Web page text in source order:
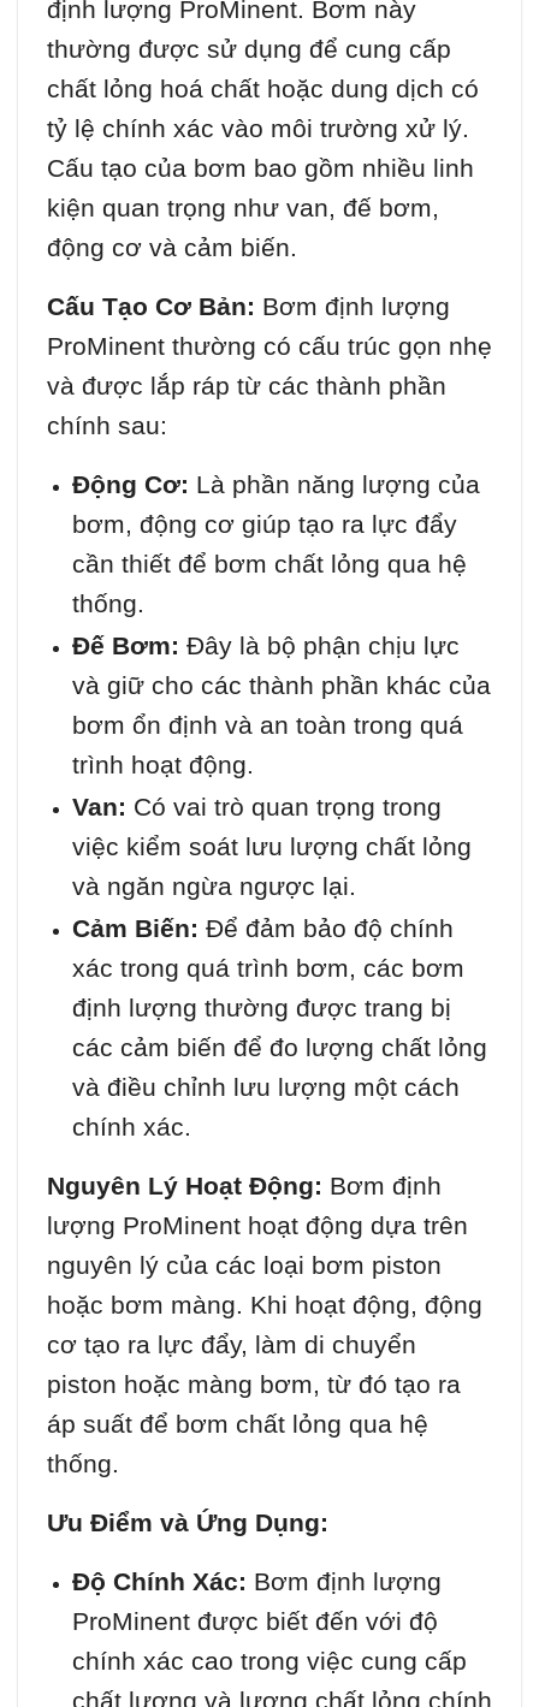
định lượng ProMinent. Bơm này
thường được sử dụng để cung cấp
chất lỏng hoá chất hoặc dung dịch có
tỷ lệ chính xác vào môi trường xử lý.
Cấu tạo của bơm bao gồm nhiều linh
kiện quan trọng như van, đế bơm,
động cơ và cảm biến.
Cấu Tạo Cơ Bản: Bơm định lượng
ProMinent thường có cấu trúc gọn nhẹ
và được lắp ráp từ các thành phần
chính sau:
Động Cơ: Là phần năng lượng của
bơm, động cơ giúp tạo ra lực đẩy
cần thiết để bơm chất lỏng qua hệ
thống.
Đế Bơm: Đây là bộ phận chịu lực
và giữ cho các thành phần khác của
bơm ổn định và an toàn trong quá
trình hoạt động.
Van: Có vai trò quan trọng trong
việc kiểm soát lưu lượng chất lỏng
và ngăn ngừa ngược lại.
Cảm Biến: Để đảm bảo độ chính
xác trong quá trình bơm, các bơm
định lượng thường được trang bị
các cảm biến để đo lượng chất lỏng
và điều chỉnh lưu lượng một cách
chính xác.
Nguyên Lý Hoạt Động: Bơm định
lượng ProMinent hoạt động dựa trên
nguyên lý của các loại bơm piston
hoặc bơm màng. Khi hoạt động, động
cơ tạo ra lực đẩy, làm di chuyển
piston hoặc màng bơm, từ đó tạo ra
áp suất để bơm chất lỏng qua hệ
thống.
Ưu Điểm và Ứng Dụng:
Độ Chính Xác: Bơm định lượng
ProMinent được biết đến với độ
chính xác cao trong việc cung cấp
chất lượng và lượng chất lỏng chính